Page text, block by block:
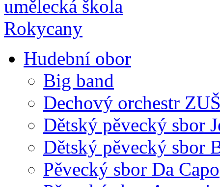
Hudební obor
Big band
Dechový orchestr
Dětský pěvecký sbor
Dětský pěvecký sbor
Pěvecký sbor Da Capo